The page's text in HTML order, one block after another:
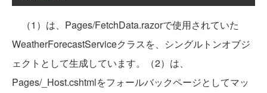
（1）は、Pages/FetchData.razorで使用されていた
WeatherForecastServiceクラスを、シングルトンオブジ
ェクトとして生成しています。（2）は、
Pages/_Host.cshtmlをフォールバックページとしてマッ